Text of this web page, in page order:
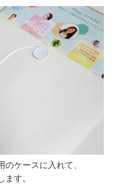
ケースに入れて、
す。